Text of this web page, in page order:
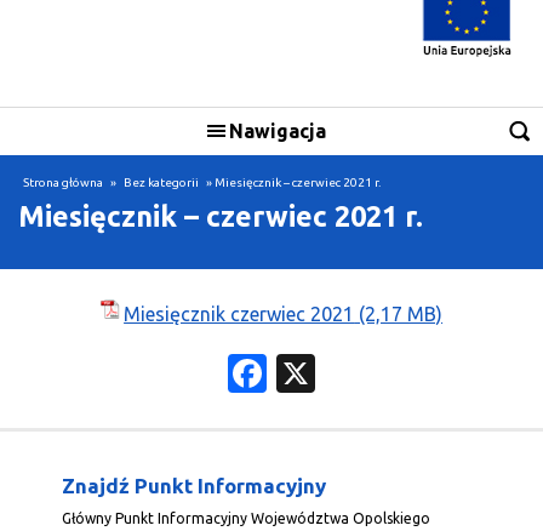
Nawigacja
Skorzystaj
Realizuję projekt
Punkty informacyjne
Strona główna » Bez kategorii » Miesięcznik – czerwiec 2021 r.
Miesięcznik – czerwiec 2021 r.
Miesięcznik czerwiec 2021
Facebook
Znajdź Punkt Informacyjny
Główny Punkt Informacyjny Województwa Opolskiego